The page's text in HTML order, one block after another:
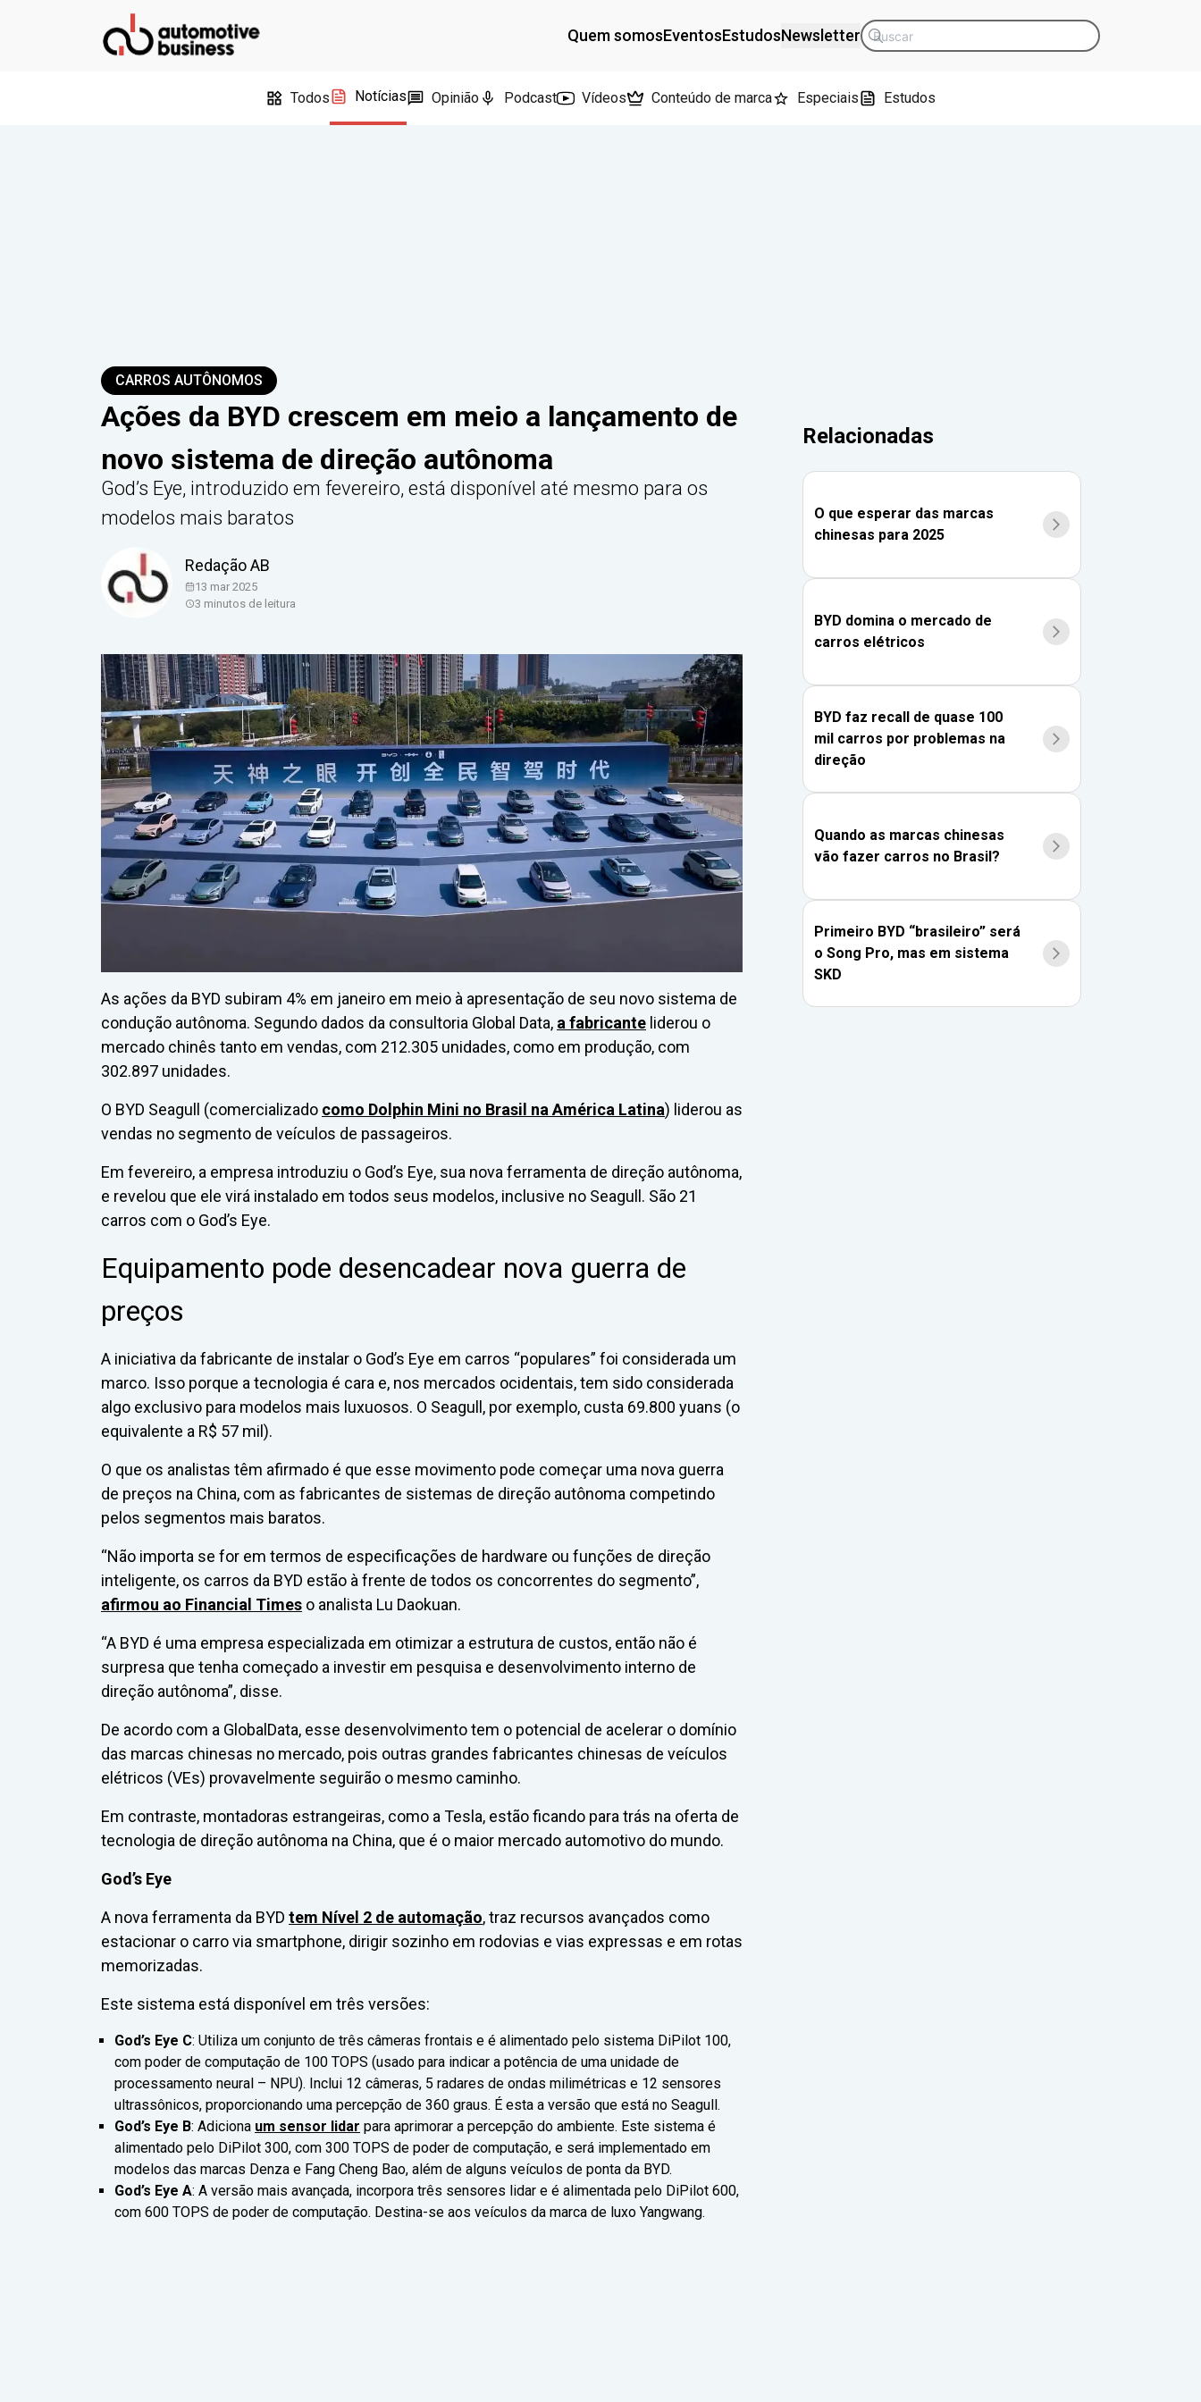
Quem somosEventosEstudosNewsletter
Todos Notícias Opinião Podcast Vídeos Conteúdo de marca Especiais Estudos
CARROS AUTÔNOMOS
Ações da BYD crescem em meio a lançamento de
novo sistema de direção autônoma
God’s Eye, introduzido em fevereiro, está disponível até mesmo para os
modelos mais baratos
Redação AB
13 mar 2025
3 minutos de leitura
As ações da BYD subiram 4% em janeiro em meio à apresentação de seu novo sistema de
condução autônoma. Segundo dados da consultoria Global Data, a fabricante liderou o
mercado chinês tanto em vendas, com 212.305 unidades, como em produção, com
302.897 unidades.
O BYD Seagull (comercializado como Dolphin Mini no Brasil na América Latina) liderou as
vendas no segmento de veículos de passageiros.
Em fevereiro, a empresa introduziu o God’s Eye, sua nova ferramenta de direção autônoma,
e revelou que ele virá instalado em todos seus modelos, inclusive no Seagull. São 21
carros com o God’s Eye.
Equipamento pode desencadear nova guerra de
preços
A iniciativa da fabricante de instalar o God’s Eye em carros “populares” foi considerada um
marco. Isso porque a tecnologia é cara e, nos mercados ocidentais, tem sido considerada
algo exclusivo para modelos mais luxuosos. O Seagull, por exemplo, custa 69.800 yuans (o
equivalente a R$ 57 mil).
O que os analistas têm afirmado é que esse movimento pode começar uma nova guerra
de preços na China, com as fabricantes de sistemas de direção autônoma competindo
pelos segmentos mais baratos.
“Não importa se for em termos de especificações de hardware ou funções de direção
inteligente, os carros da BYD estão à frente de todos os concorrentes do segmento”,
afirmou ao Financial Times o analista Lu Daokuan.
“A BYD é uma empresa especializada em otimizar a estrutura de custos, então não é
surpresa que tenha começado a investir em pesquisa e desenvolvimento interno de
direção autônoma”, disse.
De acordo com a GlobalData, esse desenvolvimento tem o potencial de acelerar o domínio
das marcas chinesas no mercado, pois outras grandes fabricantes chinesas de veículos
elétricos (VEs) provavelmente seguirão o mesmo caminho.
Em contraste, montadoras estrangeiras, como a Tesla, estão ficando para trás na oferta de
tecnologia de direção autônoma na China, que é o maior mercado automotivo do mundo.
God’s Eye
A nova ferramenta da BYD tem Nível 2 de automação, traz recursos avançados como
estacionar o carro via smartphone, dirigir sozinho em rodovias e vias expressas e em rotas
memorizadas.
Este sistema está disponível em três versões:
God’s Eye C: Utiliza um conjunto de três câmeras frontais e é alimentado pelo sistema DiPilot 100,
com poder de computação de 100 TOPS (usado para indicar a potência de uma unidade de
processamento neural – NPU). Inclui 12 câmeras, 5 radares de ondas milimétricas e 12 sensores
ultrassônicos, proporcionando uma percepção de 360 graus. É esta a versão que está no Seagull.
God’s Eye B: Adiciona um sensor lidar para aprimorar a percepção do ambiente. Este sistema é
alimentado pelo DiPilot 300, com 300 TOPS de poder de computação, e será implementado em
modelos das marcas Denza e Fang Cheng Bao, além de alguns veículos de ponta da BYD.
God’s Eye A: A versão mais avançada, incorpora três sensores lidar e é alimentada pelo DiPilot 600,
com 600 TOPS de poder de computação. Destina-se aos veículos da marca de luxo Yangwang.
Relacionadas
O que esperar das marcas
chinesas para 2025
BYD domina o mercado de
carros elétricos
BYD faz recall de quase 100
mil carros por problemas na
direção
Quando as marcas chinesas
vão fazer carros no Brasil?
Primeiro BYD “brasileiro” será
o Song Pro, mas em sistema
SKD